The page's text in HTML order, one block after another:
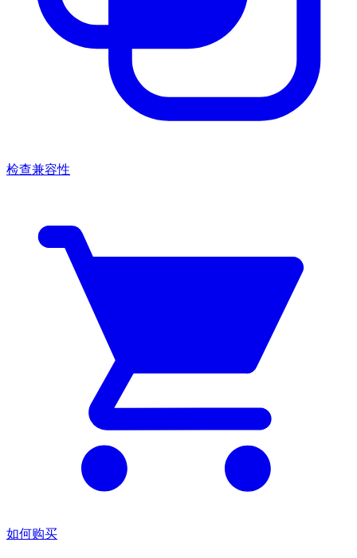
检查兼容性
如何购买